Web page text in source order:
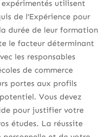
utilisent
de l’Expérience pour
durée de leur formation
le facteur déterminant
les responsables
de commerce
portes aux profils
Vous devez
pour justifier votre
études. La réussite